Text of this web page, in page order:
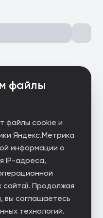
файлы
файлы cookie и
Яндекс.Метрика
информации о
IP-адреса,
сайта). Продолжая
вы соглашаетесь
технологий.